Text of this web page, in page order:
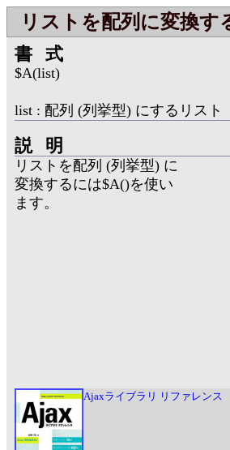
リストを配列に変換す
書式
$A(list)
list : 配列 (列挙型) にするリスト
説明
リストを配列 (列挙型) に
変換するには$A()を使い
ます。
Ajaxライブラリ リファレンス